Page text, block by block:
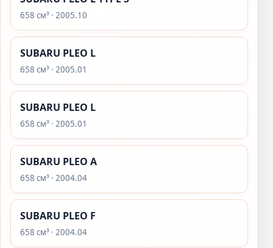
658 см³ · 2005.10
SUBARU PLEO L
658 см³ · 2005.01
SUBARU PLEO L
658 см³ · 2005.01
SUBARU PLEO A
658 см³ · 2004.04
SUBARU PLEO F
658 см³ · 2004.04